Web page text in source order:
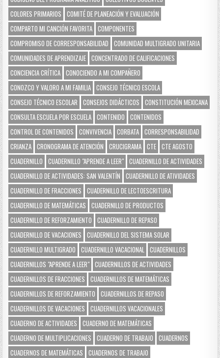
COLORES PRIMARIOS
COMITÉ DE PLANEACIÓN Y EVALUACIÓN
COMPARTO MI CANCIÓN FAVORITA COMPONENTES
COMPROMISO DE CORRESPONSABILIDAD
COMUNIDAD MULTIGRADO UNITARIA
COMUNIDADES DE APRENDIZAJE CONCENTRADO DE CALIFICACIONES
CONCIENCIA CRÍTICA CONOCIENDO A MI COMPAÑERO
CONOZCO Y VALORO A MI FAMILIA CONSEJO TÉCNICO ESCOLA
CONSEJO TÉCNICO ESCOLAR
CONSEJOS DIDÁCTICOS
CONSTITUCIÓN MEXICANA
CONSULTA ESCUELA POR ESCUELA CONTENIDO
CONTENIDOS
CONTROL DE CONTENIDOS
CONVIVENCIA CORBATA CORRESPONSABILIDAD
CRIANZA CRONOGRAMA DE ATENCIÓN CRUCIGRAMA CTE CTE AGOSTO
CUADERNILLO
CUADERNILLO "APRENDE A LEER" CUADERNILLO DE ACTIVIDADES
CUADERNILLO DE ACTIVIDADES: SAN VALENTÍN
CUADERNILLO DE ATIVIDADES
CUADERNILLO DE FRACCIONES
CUADERNILLO DE LECTOESCRITURA
CUADERNILLO DE MATEMÁTICAS
CUADERNILLO DE PRODUCTOS
CUADERNILLO DE REFORZAMIENTO
CUADERNILLO DE REPASO
CUADERNILLO DE VACACIONES
CUADERNILLO DEL SISTEMA SOLAR
CUADERNILLO MULTIGRADO
CUADERNILLO VACACIONAL
CUADERNILLOS
CUADERNILLOS "APRENDE A LEER" CUADERNILLOS DE ACTIVIDADES
CUADERNILLOS DE FRACCIONES
CUADERNILLOS DE MATEMÁTICAS
CUADERNILLOS DE REFORZAMIENTO
CUADERNILLOS DE REPASO
CUADERNILLOS DE VACACIONES
CUADERNILLOS VACACIONALES
CUADERNO DE ACTIVIDADES
CUADERNO DE MATEMÁTICAS
CUADERNO DE MULTIPLICACIONES
CUADERNO DE TRABAJO
CUADERNOS
CUADERNOS DE MATEMÁTICAS
CUADERNOS DE TRABAJO